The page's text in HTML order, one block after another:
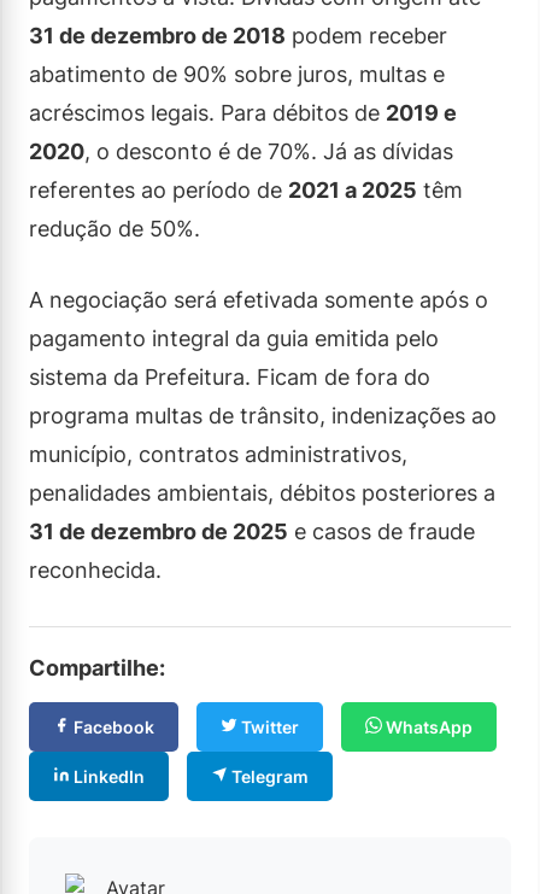
31 de dezembro de 2018 podem receber
abatimento de 90% sobre juros, multas e
acréscimos legais. Para débitos de 2019 e
2020, o desconto é de 70%. Já as dívidas
referentes ao período de 2021 a 2025 têm
redução de 50%.
A negociação será efetivada somente após o
pagamento integral da guia emitida pelo
sistema da Prefeitura. Ficam de fora do
programa multas de trânsito, indenizações ao
município, contratos administrativos,
penalidades ambientais, débitos posteriores a
31 de dezembro de 2025 e casos de fraude
reconhecida.
Compartilhe:
Facebook Twitter WhatsApp
LinkedIn Telegram